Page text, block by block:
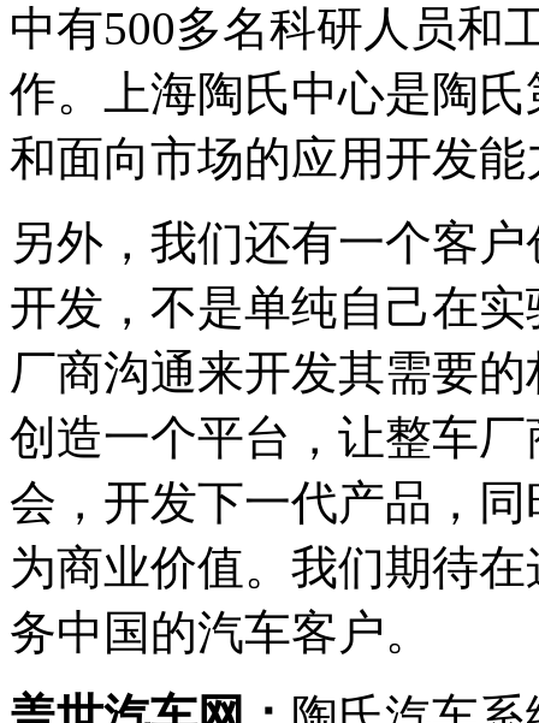
中有500多名科研人员和
作。上海陶氏中心是陶
和面向市场的应用开发
另外，我们还有一个客
开发，不是单纯自己在
厂商沟通来开发其需要
创造一个平台，让整车
会，开发下一代产品，
为商业价值。我们期待
务中国的汽车客户。